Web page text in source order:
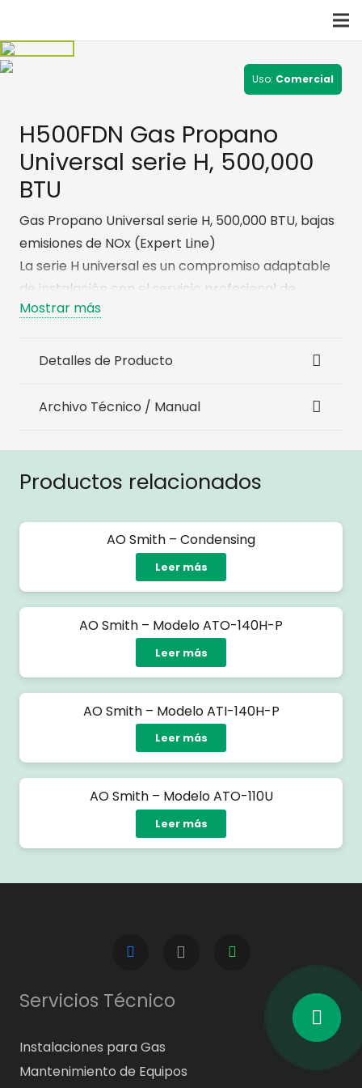
Uso: Comercial
H500FDN Gas Propano
Universal serie H, 500,000
BTU
Gas Propano Universal serie H, 500,000 BTU, bajas
emisiones de NOx (Expert Line)
La serie H universal es un compromiso adaptable
de instalación con el servicio profesional de
piscinas de alto rendimiento y que permite
Mostrar más
Detalles de Producto
Archivo Técnico / Manual
Productos relacionados
AO Smith – Condensing
Leer más
AO Smith – Modelo ATO-140H-P
Leer más
AO Smith – Modelo ATI-140H-P
Leer más
AO Smith – Modelo ATO-110U
Leer más
Servicios Técnico
Instalaciones para Gas
Mantenimiento de Equipos